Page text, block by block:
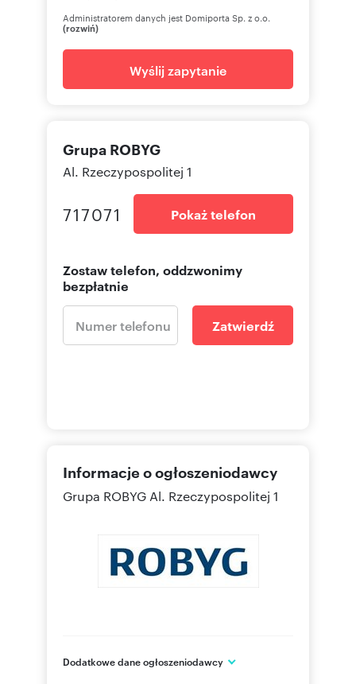
Administratorem danych jest Domiporta Sp. z o.o.
(rozwiń)
Wyślij zapytanie
Grupa ROBYG
Al. Rzeczypospolitej 1
717071 Pokaż telefon
Zostaw telefon, oddzwonimy
bezpłatnie
Zatwierdź
Informacje o ogłoszeniodawcy
Grupa ROBYG Al. Rzeczypospolitej 1
Dodatkowe dane ogłoszeniodawcy